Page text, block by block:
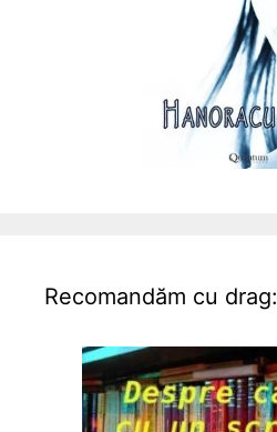
Recomandăm cu drag: